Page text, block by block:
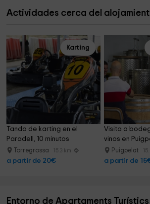
Actividades cerca del
Karting
Tanda de karting en el
Paradell, 10 minutos
Torregrossa 15.3 km
a partir de 20€
Visita a
vinos en
Puigpelat
a partir de
Entorno de Apartaments Turístics